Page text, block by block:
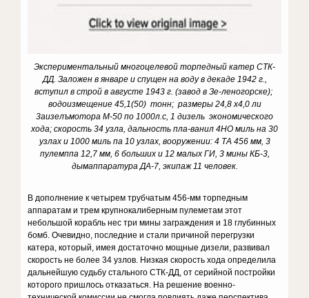
Экспериментальный многоцелевой торпедный катер СТК-
ДД. Заложен в январе и спущен на воду в декаде 1942 г.,
вступил в строй в августе 1943 г. (завод в Зе-леногорске);
водоизмещение 45,1(50) тонн; размеры 24,8 х4,0 ли
3аизелъмотора М-50 по 1000л.с, 1 дизель экономического
хода; скорость 34 узла, дальность пла-ванил 4НО миль на 30
узлах и 1000 миль па 10 узлах, вооружении: 4 ТА 456 мм, 3
пулемппа 12,7 мм, 6 больших и 12 малых ГИ, 3 мины КБ-3,
дымаппаратура ДА-7, экипаж 11 человек.
В дополнение к четырем трубчатым 456-мм торпедным
аппаратам и трем крупнокалиберным пулеметам этот
небольшой корабль нес три мины заграждения и 18 глубинных
бомб. Очевидно, последние и стали причиной перегрузки
катера, который, имея достаточно мощные дизели, развивал
скорость не более 34 узлов. Низкая скорость хода определила
дальнейшую судьбу стального СТК-ДД, от серийной постройки
которого пришлось отказаться. На решение военно-